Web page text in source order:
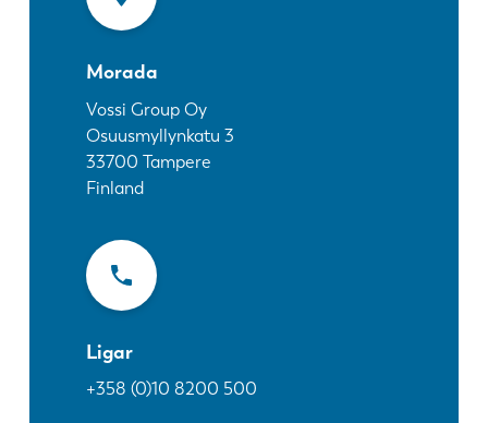
Morada
Vossi Group Oy
Osuusmyllynkatu 3
33700 Tampere
Finland
Ligar
+358 (0)10 8200 500
Descubra a LVD
Experiências dos clientes
Eventos
Centro de Recursos
Indústrias & soluções
Contacte-nos